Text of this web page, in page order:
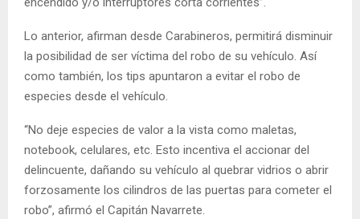
Lo anterior, afirman desde Carabineros, permitirá disminuir
la posibilidad de ser víctima del robo de su vehículo. Así
como también, los tips apuntaron a evitar el robo de
especies desde el vehículo.
“No deje especies de valor a la vista como maletas,
notebook, celulares, etc. Esto incentiva el accionar del
delincuente, dañando su vehículo al quebrar vidrios o abrir
forzosamente los cilindros de las puertas para cometer el
robo”, afirmó el Capitán Navarrete.